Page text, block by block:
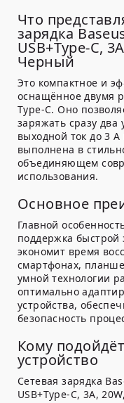
Что
зарядка
USB+Type-C,
Черный
Это компактное и
оснащённое двумя
Type-C. Оно
заряжать сразу два
выходной ток до 3
выполнена в
объединяющем
использования.
Основное
Главной
поддержка быстрой
экономит время
смартфонах,
умной технологии
оптимально
устройства,
безопасность
Кому
устройство
Сетевая зарядка
USB+Type-C, 3A,